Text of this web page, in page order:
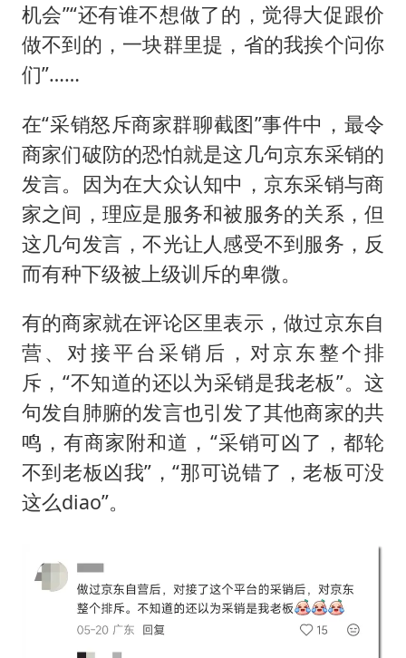
机会”“还有谁不想做了的，觉得大促跟价
做不到的，一块群里提，省的我挨个问你
们”……
在“采销怒斥商家群聊截图”事件中，最令
商家们破防的恐怕就是这几句京东采销的
发言。因为在大众认知中，京东采销与商
家之间，理应是服务和被服务的关系，但
这几句发言，不光让人感受不到服务，反
而有种下级被上级训斥的卑微。
有的商家就在评论区里表示，做过京东自
营、对接平台采销后，对京东整个排
斥，“不知道的还以为采销是我老板”。这
句发自肺腑的发言也引发了其他商家的共
鸣，有商家附和道，“采销可凶了，都轮
不到老板凶我”，“那可说错了，老板可没
这么diao”。